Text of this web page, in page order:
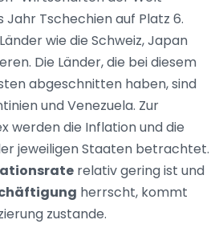
Jahr Tschechien auf Platz 6.
wie die Schweiz, Japan
Die Länder, die bei diesem
abgeschnitten haben, sind
und Venezuela. Zur
werden die Inflation und die
jeweiligen Staaten betrachtet.
relativ gering ist und
herrscht, kommt
zustande.